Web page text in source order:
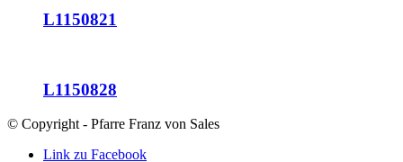
L1150821
L1150828
© Copyright - Pfarre Franz von Sales
Link zu Facebook